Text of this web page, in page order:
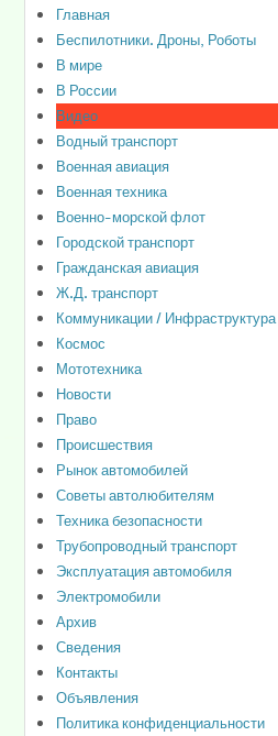
Главная
Беспилотники. Дроны, Роботы
В мире
В России
Видео
Водный транспорт
Военная авиация
Военная техника
Военно-морской флот
Городской транспорт
Гражданская авиация
Ж.Д. транспорт
Коммуникации / Инфраструктура
Космос
Мототехника
Новости
Право
Происшествия
Рынок автомобилей
Советы автолюбителям
Техника безопасности
Трубопроводный транспорт
Эксплуатация автомобиля
Электромобили
Архив
Сведения
Контакты
Объявления
Политика конфиденциальности